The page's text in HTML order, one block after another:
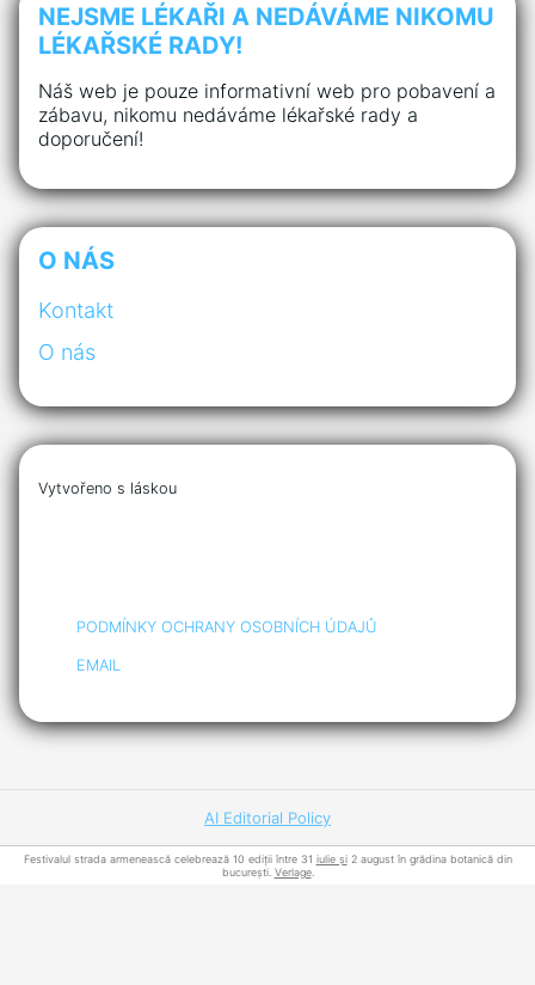
NEJSME LÉKAŘI A NEDÁVÁME NIKOMU
LÉKAŘSKÉ RADY!
Náš web je pouze informativní web pro pobavení a
zábavu, nikomu nedáváme lékařské rady a
doporučení!
O NÁS
Kontakt
O nás
Vytvořeno s láskou
PODMÍNKY OCHRANY OSOBNÍCH ÚDAJŮ
EMAIL
AI Editorial Policy
Festivalul strada armenească celebrează 10 ediții între 31 iulie și2 august în grădina botanică din
bucurești. Verlage.